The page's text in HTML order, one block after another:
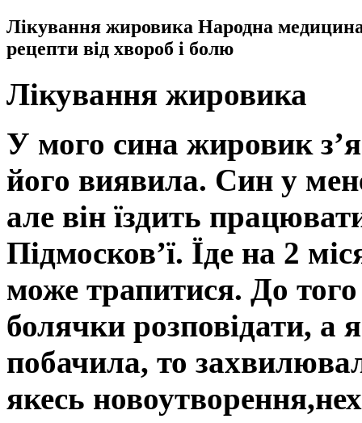
Лікування жировика Народна
рецепти від хвороб і болю
Лікування жировика
У мого сина жировик
його виявила. Син у
але він їздить
Підмосков’ї. Їде на 2
може трапитися. До
болячки розповідати, а
побачила, то
якесь новоутворення,